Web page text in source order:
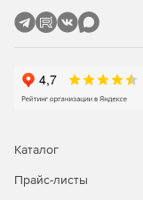
Каталог
Прайс-листы